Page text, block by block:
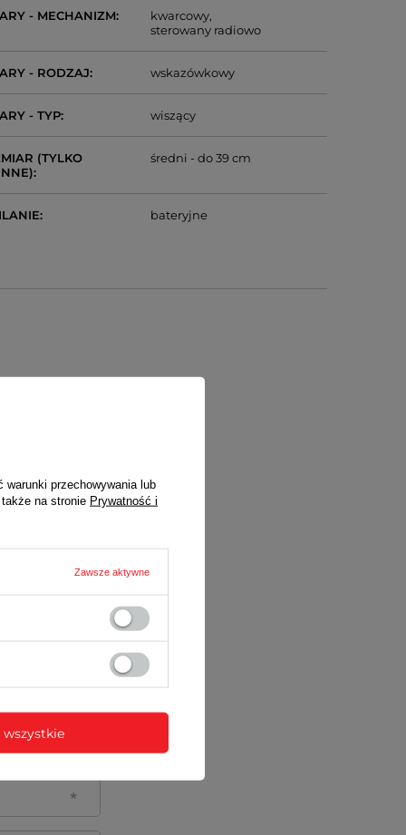
- MECHANIZM
kwarcowy
sterowany radiowo
- RODZAJ wskazówkowy
- TYP wiszący
(TYLKO
średni - do 39 cm
bateryjne
warunki przechowywania lub
na stronie Prywatność i
Zawsze aktywne